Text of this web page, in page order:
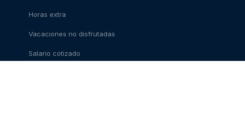
Horas extra
Vacaciones no disfrutadas
Salario cotizado